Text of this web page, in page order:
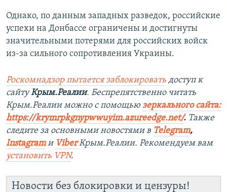
Однако, по данным западных разведок, российские
успехи на Донбассе ограничены и достигнуты
значительными потерями для российских войск
из-за сильного сопротивления Украины.
Роскомнадзор пытается заблокировать доступ к
сайтуКрым.Реалии. Беспрепятственно читать
Крым.Реалии можно с помощью зеркального сайта:
https://krymrpkgnypwwuyim.azureedge.net/. Также
следите за основными новостями в Telegram,
Instagramи ViberКрым.Реалии. Рекомендуем вам
установить VPN.
Новости без блокировки и цензуры!